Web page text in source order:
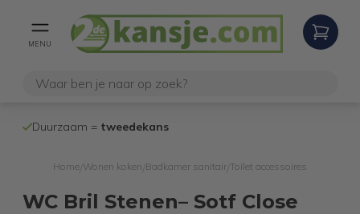
MENU
Duurzaam = tweedekans
Home Wonen koken Badkamer sanitair Toilet accessoires
WC Bril Stenen– Sotf Close